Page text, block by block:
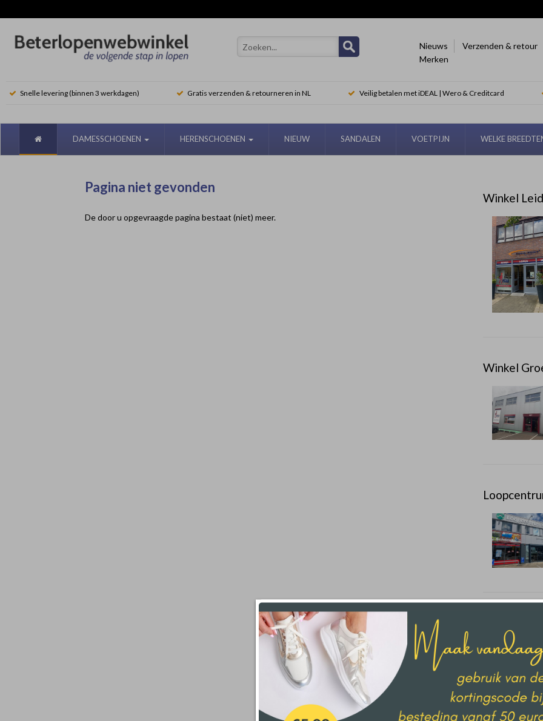
Nieuws
Verzenden & retour
Merken
Snelle levering (binnen 3 werkdagen) Gratis verzenden & retourneren in NL Veilig betalen met iDEAL | Wero & Creditcard
DAMESSCHOENEN HERENSCHOENEN NIEUW SANDALEN VOETPIJN WELKE
Pagina niet gevonden
De door u opgevraagde pagina bestaat (niet) meer.
Winkel
Winkel